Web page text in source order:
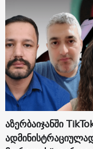
აზერბაიჯანში